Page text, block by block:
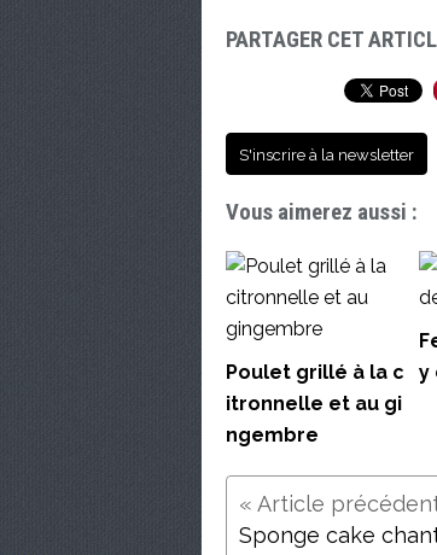
PARTAGER CET
S'inscrire à la newsletter
Vous aimerez aussi :
Poulet grillé à la c
itronnelle et au gi
ngembre
y